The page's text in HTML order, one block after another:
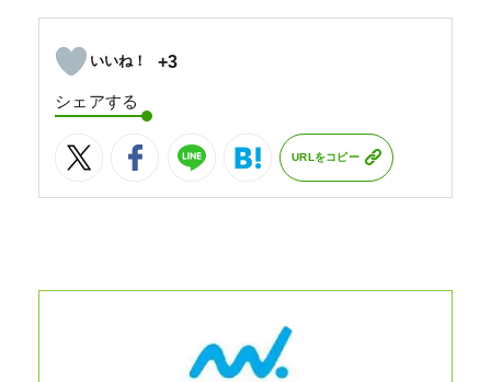
+3
シェアする
URLをコピー